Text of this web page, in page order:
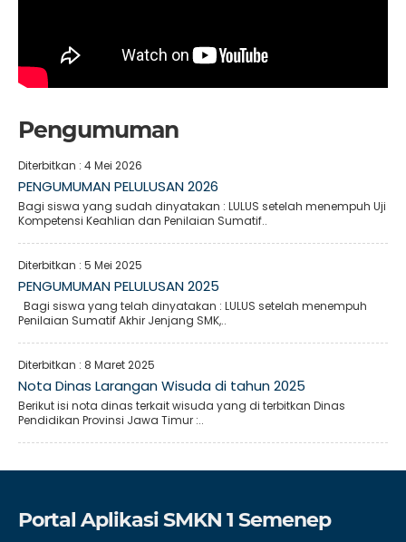
Pengumuman
Diterbitkan : 4 Mei 2026
PENGUMUMAN PELULUSAN 2026
Bagi siswa yang sudah dinyatakan : LULUS setelah menempuh Uji
Kompetensi Keahlian dan Penilaian Sumatif..
Diterbitkan : 5 Mei 2025
PENGUMUMAN PELULUSAN 2025
Bagi siswa yang telah dinyatakan : LULUS setelah menempuh
Penilaian Sumatif Akhir Jenjang SMK,..
Diterbitkan : 8 Maret 2025
Nota Dinas Larangan Wisuda di tahun 2025
Berikut isi nota dinas terkait wisuda yang di terbitkan Dinas
Pendidikan Provinsi Jawa Timur :..
Portal Aplikasi SMKN 1 Semenep